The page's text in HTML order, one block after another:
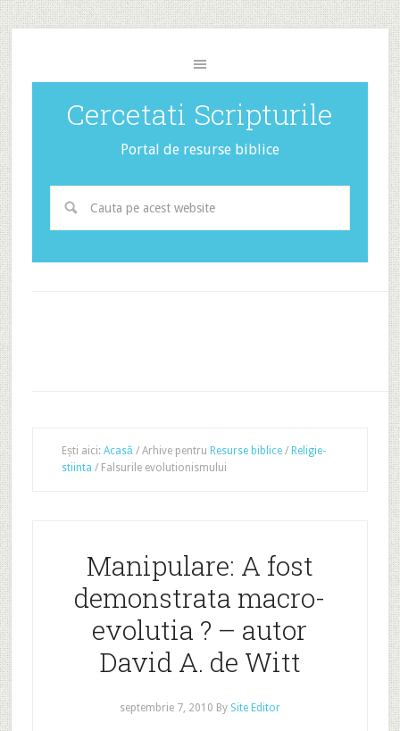
Cercetati Scripturile
Portal de resurse biblice
Ești aici: Acasă /Arhive pentru Resurse biblice / Religie-
stiinta /Falsurile evolutionismului
Manipulare: A fost
demonstrata macro-
evolutia ? – autor
David A. de Witt
septembrie 7, 2010 By Site Editor